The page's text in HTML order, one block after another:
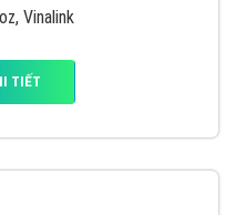
Vinalink
TIẾT